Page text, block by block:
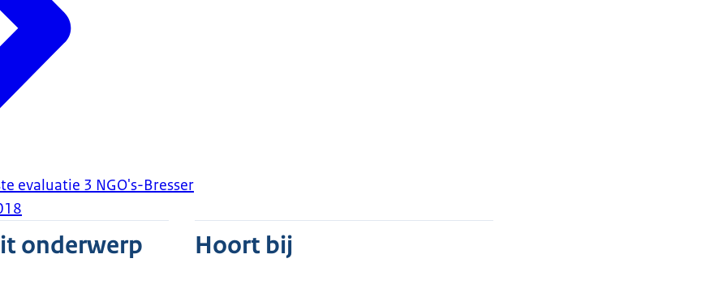
evaluatie 3 NGO's-Bresser
onderwerp Hoort bij